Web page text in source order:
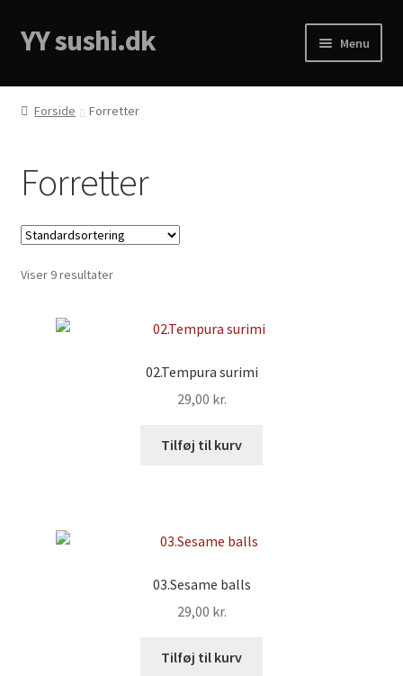
YY sushi.dk Menu
Forside
Checkout
Menukort
My account
Privacy Policy
Forside Forretter
Forretter
Viser 9 resultater
02.Tempura surimi
29,00 kr.
Tilføj til kurv
03.Sesame balls
29,00 kr.
Tilføj til kurv